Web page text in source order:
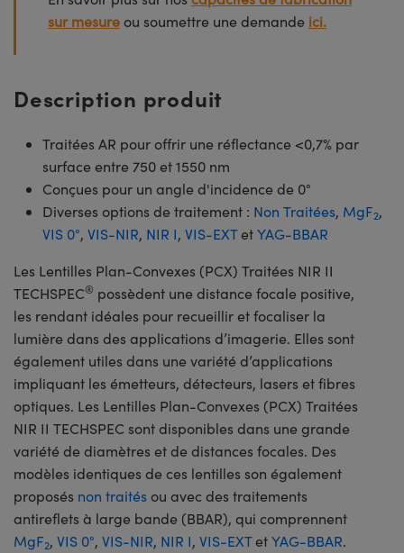
sur mesure ou soumettre une demande ici.
Description produit
Traitées AR pour offrir une réflectance <0,7% par
surface entre 750 et 1550 nm
Conçues pour un angle d'incidence de 0°
Diverses options de traitement : Non Traitées, MgF2,
VIS 0°, VIS-NIR, NIR I, VIS-EXTetYAG-BBAR
Les Lentilles Plan-Convexes (PCX) Traitées NIR II
TECHSPEC® possèdent une distance focale positive,
les rendant idéales pour recueillir et focaliser la
lumière dans des applications d’imagerie. Elles sont
également utiles dans une variété d’applications
impliquant les émetteurs, détecteurs, lasers et fibres
optiques. Les Lentilles Plan-Convexes (PCX) Traitées
NIR II TECHSPEC sont disponibles dans une grande
variété de diamètres et de distances focales. Des
modèles identiques de ces lentilles son également
proposés non traités ou avec des traitements
antireflets à large bande (BBAR), qui comprennent
MgF2, VIS 0°, VIS-NIR, NIR I, VIS-EXTetYAG-BBAR.